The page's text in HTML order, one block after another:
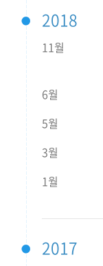
2018
11월
6월
5월
3월
1월
2017